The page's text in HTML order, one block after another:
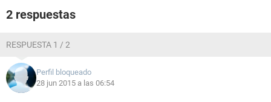
2 respuestas
RESPUESTA 1 / 2
Perfil bloqueado
28 jun 2015 a las 06:54